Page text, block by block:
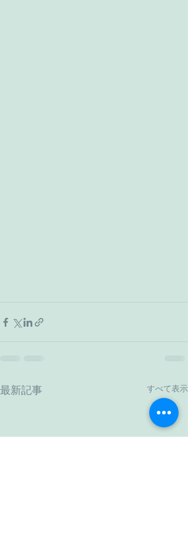
最新記事 すべて表示